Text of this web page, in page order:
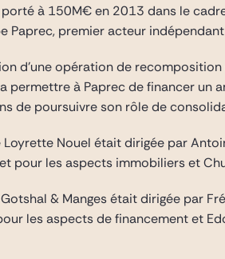
à 150M€ en 2013 dans le
Paprec, premier acteur
d’une opération de
permettre à Paprec de financer un
de poursuivre son rôle de
Loyrette Nouel était dirigée par
pour les aspects immobiliers et
Gotshal & Manges était dirigée par
les aspects de financement et